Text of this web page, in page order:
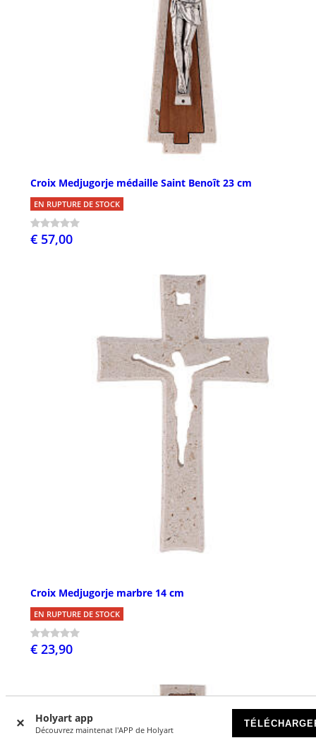
Holyart app
Découvrez maintenat l'APP de Holyart
Croix Medjugorje médaille Saint Benoît 23 cm
EN RUPTURE DE STOCK
€ 57,00
Croix Medjugorje marbre 14 cm
EN RUPTURE DE STOCK
€ 23,90